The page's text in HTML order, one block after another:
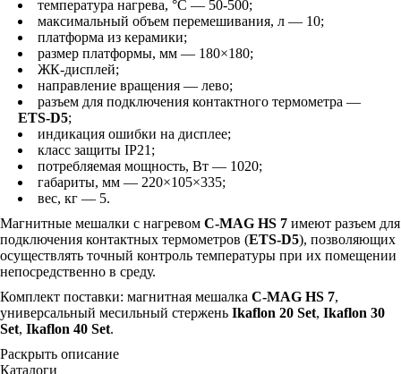
температура нагрева, °С — 50-500;
максимальный объем перемешивания, л — 10;
платформа из керамики;
размер платформы, мм — 180×180;
ЖК-дисплей;
направление вращения — лево;
разъем для подключения контактного термометра —
ETS-D5;
индикация ошибки на дисплее;
класс защиты IP21;
потребляемая мощность, Вт — 1020;
габариты, мм — 220×105×335;
вес, кг — 5.
Магнитные мешалки с нагревом C-MAG HS 7 имеют разъем для
подключения контактных термометров (ETS-D5), позволяющих
осуществлять точный контроль температуры при их помещении
непосредственно в среду.
Комплект поставки: магнитная мешалка C-MAG HS 7,
универсальный месильный стержень Ikaflon 20 Set, Ikaflon 30
Set, Ikaflon 40 Set.
Раскрыть описание
Каталоги